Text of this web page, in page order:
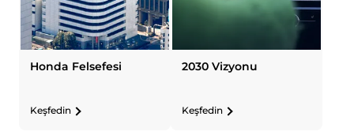
Honda Felsefesi
Keşfedin
2030 Vizyonu
Keşfedin